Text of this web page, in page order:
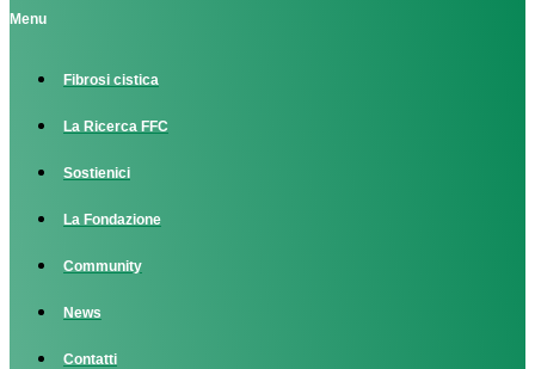
Menu
Fibrosi cistica
La Ricerca FFC
Sostienici
La Fondazione
Community
News
Contatti